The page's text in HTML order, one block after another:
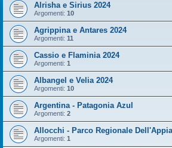
Alrisha e Sirius 2024
Argomenti: 10
Agrippina e Antares 2024
Argomenti: 11
Cassio e Flaminia 2024
Argomenti: 1
Albangel e Velia 2024
Argomenti: 10
Argentina - Patagonia Azul
Argomenti: 2
Allocchi - Parco Regionale
Argomenti: 1